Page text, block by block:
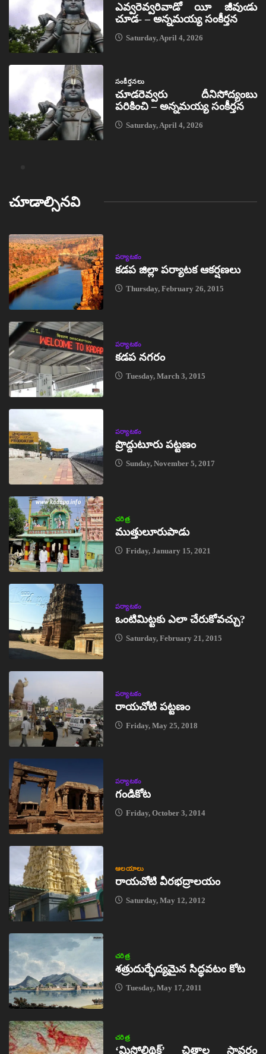
ఎవ్వరెవ్వరివాడో యీ జీవుఁడు
చూడ- – అన్నమయ్య సంకీర్తన
Saturday, April 4, 2026
సంకీర్తనలు
చూడరెవ్వరు దీనిసోద్యంబు
పరికించి – అన్నమయ్య సంకీర్తన
Saturday, April 4, 2026
చూడాల్సినవి
పర్యాటకం
కడప జిల్లా పర్యాటక ఆకర్షణలు
Thursday, February 26, 2015
పర్యాటకం
కడప నగరం
Tuesday, March 3, 2015
పర్యాటకం
ప్రొద్దుటూరు పట్టణం
Sunday, November 5, 2017
చరిత్ర
ముత్తులూరుపాడు
Friday, January 15, 2021
పర్యాటకం
ఒంటిమిట్టకు ఎలా చేరుకోవచ్చు?
Saturday, February 21, 2015
పర్యాటకం
రాయచోటి పట్టణం
Friday, May 25, 2018
పర్యాటకం
గండికోట
Friday, October 3, 2014
ఆలయాలు
రాయచోటి వీరభద్రాలయం
Saturday, May 12, 2012
చరిత్ర
శత్రుదుర్భేద్యమైన సిద్ధవటం కోట
Tuesday, May 17, 2011
చరిత్ర
‘మిసోలిథిక్‌’ చిత్రాల స్థావరం